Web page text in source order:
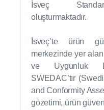
İsveç
oluşturmaktadır.
İsveç’te ürün
merkezinde yer
ve Uygunluk
SWEDAC’tır
and Conformity
gözetimi, ürün